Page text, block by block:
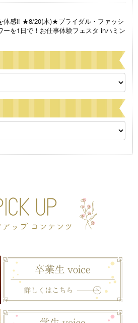
感‼ ★8/20(木)★ブライダル・ファッシ
ーを1日で！お仕事体験フェスタ inハミン